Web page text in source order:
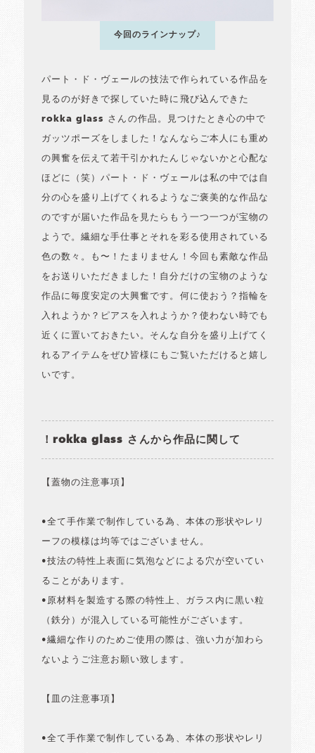
今回のラインナップ♪
パート・ド・ヴェールの技法で作られている作品を
見るのが好きで探していた時に飛び込んできた
rokka glass さんの作品。見つけたとき心の中で
ガッツポーズをしました！なんならご本人にも重め
の興奮を伝えて若干引かれたんじゃないかと心配な
ほどに（笑）パート・ド・ヴェールは私の中では自
分の心を盛り上げてくれるようなご褒美的な作品な
のですが届いた作品を見たらもう一つ一つが宝物の
ようで。繊細な手仕事とそれを彩る使用されている
色の数々。も〜！たまりません！今回も素敵な作品
をお送りいただきました！自分だけの宝物のような
作品に毎度安定の大興奮です。何に使おう？指輪を
入れようか？ピアスを入れようか？使わない時でも
近くに置いておきたい。そんな自分を盛り上げてく
れるアイテムをぜひ皆様にもご覧いただけると嬉し
いです。
！rokka glass さんから作品に関して
【蓋物の注意事項】
•全て手作業で制作している為、本体の形状やレリ
ーフの模様は均等ではございません。
•技法の特性上表面に気泡などによる穴が空いてい
ることがあります。
•原材料を製造する際の特性上、ガラス内に黒い粒
（鉄分）が混入している可能性がございます。
•繊細な作りのためご使用の際は、強い力が加わら
ないようご注意お願い致します。
【皿の注意事項】
•全て手作業で制作している為、本体の形状やレリ